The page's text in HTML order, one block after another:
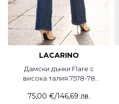
LACARINO
Дамски дънки Flare с
висока талия 7578-78
75,00 €/146,69 лв.